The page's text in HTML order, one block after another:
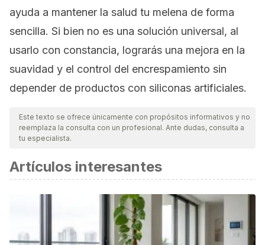
ayuda a mantener la salud tu melena de forma
sencilla. Si bien no es una solución universal, al
usarlo con constancia, lograrás una mejora en la
suavidad y el control del encrespamiento sin
depender de productos con siliconas artificiales.
Este texto se ofrece únicamente con propósitos informativos y no
reemplaza la consulta con un profesional. Ante dudas, consulta a
tu especialista.
Artículos interesantes